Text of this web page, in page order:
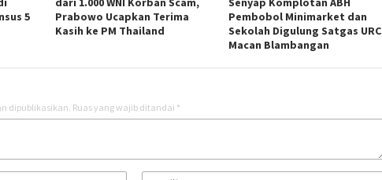
5
Prabowo Ucapkan Terima
Kasih ke PM Thailand
Pembobol Minimarket dan
Sekolah Digulung Satgas URC
Macan Blambangan
dipublikasikan. Ruas yang wajib ditandai *